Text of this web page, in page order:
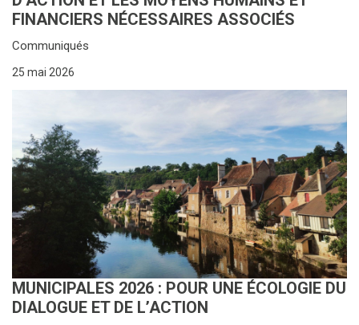
FINANCIERS NÉCESSAIRES ASSOCIÉS
Communiqués
25 mai 2026
MUNICIPALES 2026 : POUR UNE ÉCOLOGIE DU
DIALOGUE ET DE L’ACTION